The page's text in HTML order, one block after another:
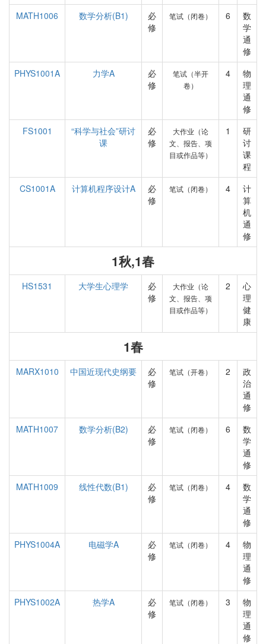
MATH1006
数学分析(B1)
必
修
笔试（闭卷） 6
数
学
通
修
PHYS1001A
力学A
必
修
笔试（半开
卷）
4
物
理
通
修
FS1001
“科学与社会”研讨
课
必
修
大作业（论
文、报告、项
目或作品等）
1
研
讨
课
程
CS1001A
计算机程序设计A
必
修
笔试（闭卷） 4
计
算
机
通
修
1秋,1春
HS1531 大学生心理学
必
修
大作业（论
文、报告、项
目或作品等）
2
心
理
健
康
1春
MARX1010 中国近现代史纲要
必
修
笔试（开卷） 2
政
治
通
修
MATH1007
数学分析(B2)
必
修
笔试（闭卷） 6
数
学
通
修
MATH1009
线性代数(B1)
必
修
笔试（闭卷） 4
数
学
通
修
PHYS1004A
电磁学A
必
修
笔试（闭卷） 4
物
理
通
修
PHYS1002A
热学A
必
修
笔试（闭卷） 3
物
理
通
修